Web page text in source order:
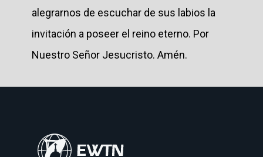
alegrarnos de escuchar de sus labios la
invitación a poseer el reino eterno. Por
Nuestro Señor Jesucristo. Amén.